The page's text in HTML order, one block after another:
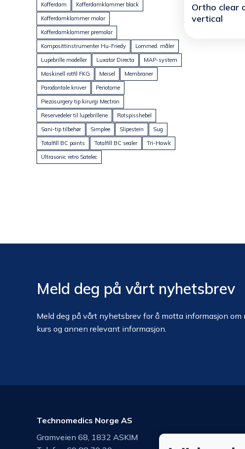
Ortho clear
vertical
Kofferdam
Kofferdamklammer black
Kofferdamklammer molar
Kofferdamklammer premolar
Komposittinstrumenter Hu-Friedy
Lommed. måler
Lupebrille modeller
Luxator Directa
MAP-system
Maskinell rotfil FKG
Meisel
Membraner
Parodontale kniver
Periotome
Piezosurgery tip kirurgi Mectron
Reservedeler til lupebrillene
Rotspisshebel
Sani-tip tilbehør
Simplee Slipestein
Sug
Totalfill BC points
Totalfill BC sealer
Tri-Hawk
Ultrasonic retro Satelec
Meld deg på vårt nyhetsbrev
Meld deg på vårt nyhetsbrev for å motta informasjon om
kurs og annen relevant informasjon.
Technomedics Norge AS
Gramveien 68, 1832 ASKIM